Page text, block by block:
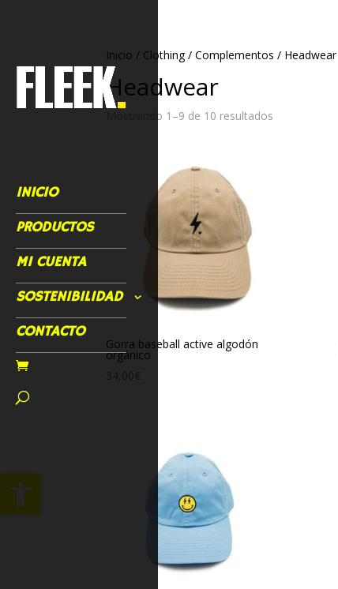
Abrir barra de herramientas
INICIO
PRODUCTOS
MI CUENTA
SOSTENIBILIDAD
CONTACTO
Inicio / Clothing/Complementos / Headwear
Headwear
Mostrando 1–9 de 10 resultados
Gorra baseball active algodón
orgánico